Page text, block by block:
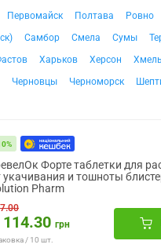
Первомайск Полтава
Ровно
Самбор Смела Сумы
Харьков Херсон
Черновцы Черноморск
Форте таблетки для
укачивания и тошноты
Pharm
114.30 грн
/ 10 шт.